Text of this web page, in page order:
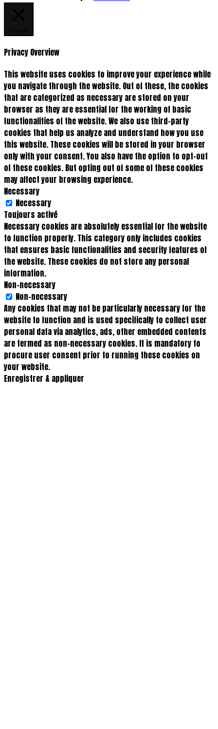
Privacy Overview
This website uses cookies to improve your experience while
you navigate through the website. Out of these, the cookies
that are categorized as necessary are stored on your
browser as they are essential for the working of basic
functionalities of the website. We also use third-party
cookies that help us analyze and understand how you use
this website. These cookies will be stored in your browser
only with your consent. You also have the option to opt-out
of these cookies. But opting out of some of these cookies
may affect your browsing experience.
Necessary
Necessary
Toujours activé
Necessary cookies are absolutely essential for the website
to function properly. This category only includes cookies
that ensures basic functionalities and security features of
the website. These cookies do not store any personal
information.
Non-necessary
Non-necessary
Any cookies that may not be particularly necessary for the
website to function and is used specifically to collect user
personal data via analytics, ads, other embedded contents
are termed as non-necessary cookies. It is mandatory to
procure user consent prior to running these cookies on
your website.
Enregistrer & appliquer